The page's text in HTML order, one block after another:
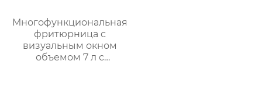
Многофункциональная
фритюрница с
визуальным окном
объемом 7 л с